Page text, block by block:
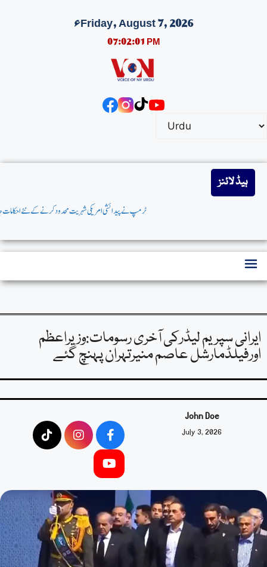
Friday, August 7, 2026ء
07:02:02 PM
ہیڈ لائنز
ٹرمپ نےپیدائشی امریکی شہریت محدودکرنےکے نئےاحکامات جاری کردیے
ایرانی سپریم لیڈرکی آخری رسومات:وزیراعظم
اورفیلڈمارشل عاصم منیرتہران پہنچ گئے